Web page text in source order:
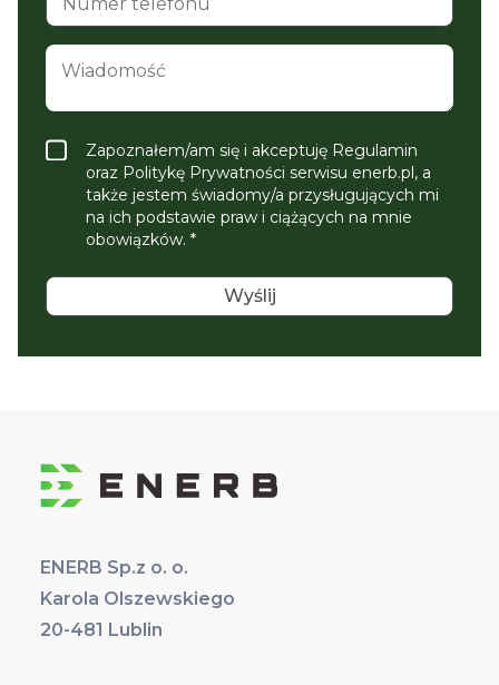
Zapoznałem/am się i akceptuję Regulamin
oraz Politykę Prywatności serwisu enerb.pl, a
także jestem świadomy/a przysługujących mi
na ich podstawie praw i ciążących na mnie
obowiązków. *
ENERB Sp.z o. o.
Karola Olszewskiego
20-481 Lublin